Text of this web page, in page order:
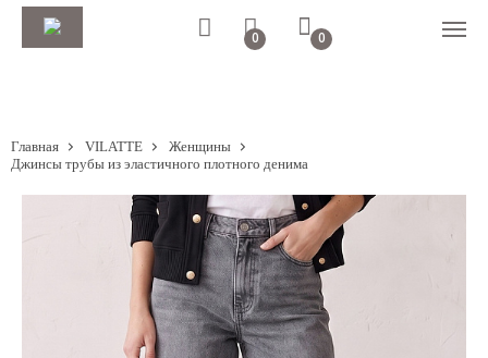
0 0
Главная VILATTE
Женщины
Джинсы трубы из эластичного плотного денима